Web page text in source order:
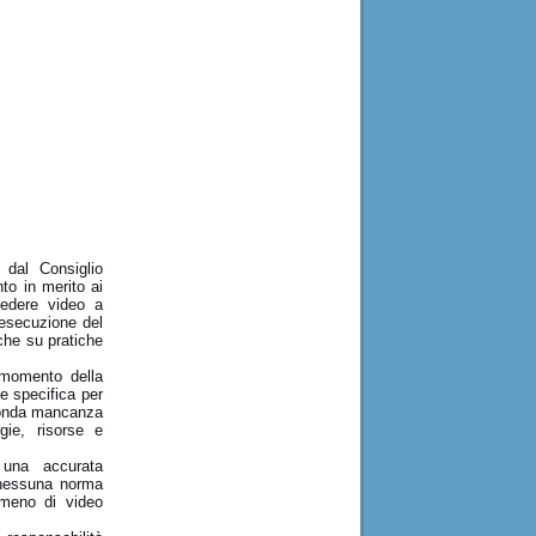
dal Consiglio
in merito ai
video a
del
su pratiche
della
specifica per
mancanza
risorse e
accurata
norma
di video